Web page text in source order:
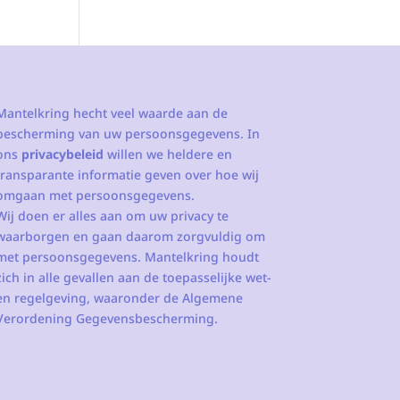
hecht veel waarde aan de
van uw persoonsgegevens. In
privacybeleid willen we heldere en
informatie geven over hoe wij
met persoonsgegevens.
doen er alles aan om uw privacy te
en gaan daarom zorgvuldig om
persoonsgegevens. Mantelkring houdt
in alle gevallen aan de toepasselijke wet-
regelgeving, waaronder de Algemene
Gegevensbescherming.